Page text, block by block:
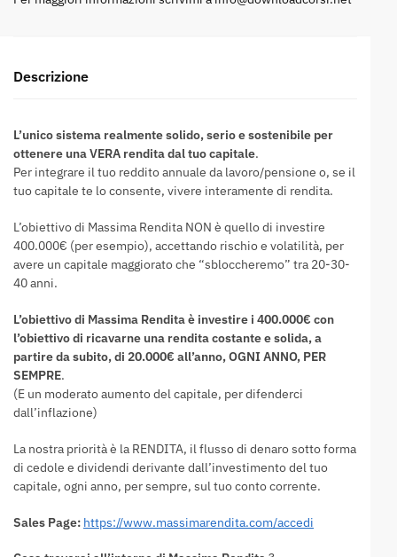
Descrizione
L’unico sistema realmente solido, serio e sostenibile per
ottenere una VERA rendita dal tuo capitale.
Per integrare il tuo reddito annuale da lavoro/pensione o, se il
tuo capitale te lo consente, vivere interamente di rendita.
L’obiettivo di Massima Rendita NON è quello di investire
400.000€ (per esempio), accettando rischio e volatilità, per
avere un capitale maggiorato che “sbloccheremo” tra 20-30-
40 anni.
L’obiettivo di Massima Rendita è investire i 400.000€ con
l’obiettivo di ricavarne una rendita costante e solida, a
partire da subito, di 20.000€ all’anno, OGNI ANNO, PER
SEMPRE.
(E un moderato aumento del capitale, per difenderci
dall’inflazione)
La nostra priorità è la RENDITA, il flusso di denaro sotto forma
di cedole e dividendi derivante dall’investimento del tuo
capitale, ogni anno, per sempre, sul tuo conto corrente.
Sales Page: https://www.massimarendita.com/accedi